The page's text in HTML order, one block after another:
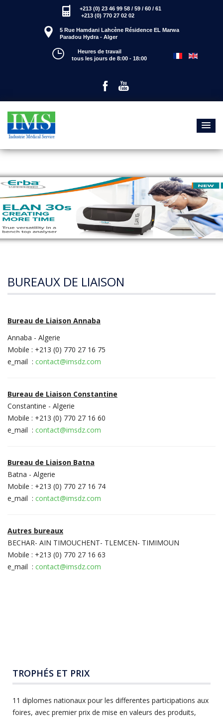
+213 (0) 23 46 99 58 / 59 / 60 / 61
+213 (0) 770 27 02 02
5 Rue Hamdani Lahcène Résidence EL Marwa
Paradou Hydra - Alger
Heures de travail
tous les jours de 8:00 - 18:00
BUREAUX DE LIAISON
Bureau de Liaison Annaba
Annaba - Algerie
Mobile : +213 (0) 770 27 16 75
e_mail : contact@imsdz.com
Bureau de Liaison Constantine
Constantine - Algerie
Mobile : +213 (0) 770 27 16 60
e_mail : contact@imsdz.com
Bureau de Liaison Batna
Batna - Algerie
Mobile : +213 (0) 770 27 16 74
e_mail : contact@imsdz.com
Autres bureaux
BECHAR- AIN TIMOUCHENT- TLEMCEN- TIMIMOUN
Mobile : +213 (0) 770 27 16 63
e_mail : contact@imsdz.com
TROPHÉS ET PRIX
11 diplomes nationaux pour les differentes participations aux
foires, avec premier prix de mise en valeurs des produits,